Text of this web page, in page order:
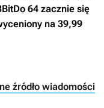
64 zacznie się
na 39,99
źródło wiadomości